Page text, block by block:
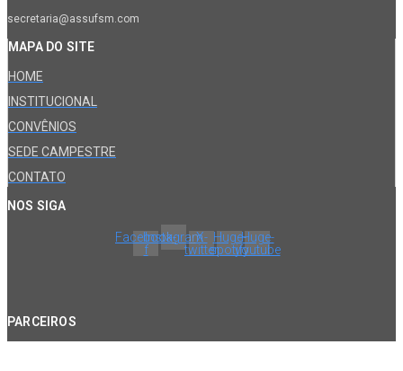
secretaria@assufsm.com
MAPA DO SITE
HOME
INSTITUCIONAL
CONVÊNIOS
SEDE CAMPESTRE
CONTATO
NOS SIGA
Facebook-
f
InstagramX-
twitter
Huge-
spotify
Huge-
youtube
PARCEIROS